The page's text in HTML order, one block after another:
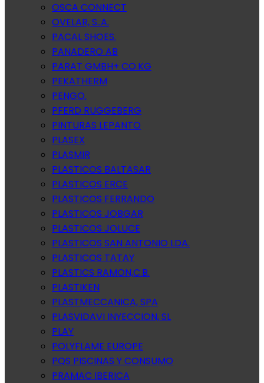
OSCA CONNECT
OVELAR, S..A.
PACAL SHOES.
PANADERO AB
PARAT GMBH+ CO.KG
PEKATHERM
PENGO.
PFERD RUGGEBERG
PINTURAS LEPANTO
PLASEX
PLASMIR
PLASTICOS BALTASAR
PLASTICOS ERCE
PLASTICOS FERRANDO
PLASTICOS JOBGAR
PLASTICOS JOLUCE
PLASTICOS SAN ANTONIO LDA.
PLASTICOS TATAY
PLASTICS RAMON,C.B.
PLASTIKEN
PLASTMECCANICA, SPA
PLASVIDAVI INYECCION, SL
PLAY
POLYFLAME EUROPE
PQS PISCINAS Y CONSUMO
PRAMAC IBERICA